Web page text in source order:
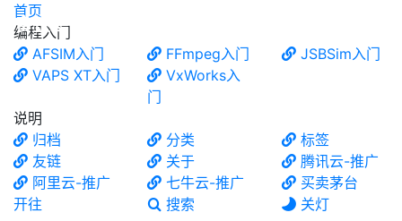
食铁兽
首页
编程入门
AFSIM入门
FFmpeg入门
JSBSim入门
VAPS XT入门
VxWorks入
门
说明
归档
分类
标签
友链
关于
腾讯云-推广
阿里云-推广
七牛云-推广
买卖茅台
开往
搜索
关灯